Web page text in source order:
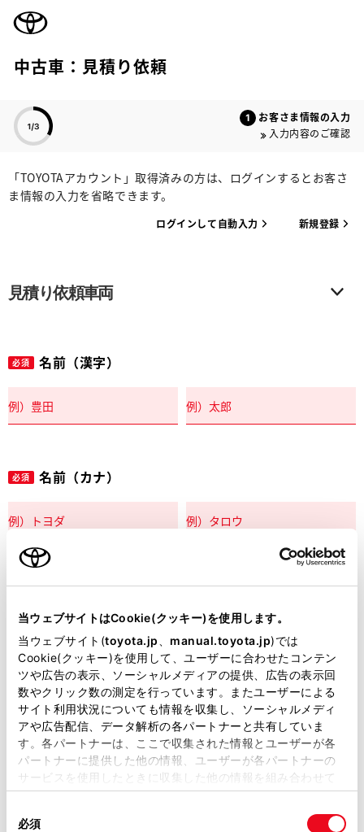
当ウェブサイトはCookie(クッキー)を使用します。
当ウェブサイト(toyota.jp manual.toyota.jp)では
Cookie(クッキー)を使用して、ユーザーに合わせたコンテン
ツや広告の表示、ソーシャルメディアの提供、広告の表示回
数やクリック数の測定を行っています。またユーザーによる
サイト利用状況についても情報を収集し、ソーシャルメディ
アや広告配信、データ解析の各パートナーと共有していま
す。各パートナーは、ここで収集された情報とユーザーが各
パートナーに提供した他の情報、ユーザーが各パートナーの
サービスを使用したときに収集した他の情報を組み合わせて
使用することがあります。当ウェブサイトの使用を続行する
必須
中古車：見積り依頼
お客さま情報の入力
入力内容のご確認
「TOYOTAアカウント」取得済みの方は、ログインするとお客さ
ま情報の入力を省略できます。
ログインして自動入力 新規登録
見積り依頼車両
必須 名前（漢字）
必須 名前（カナ）
郵便番号
住所自動入力
必須 都道府県
市区町村名